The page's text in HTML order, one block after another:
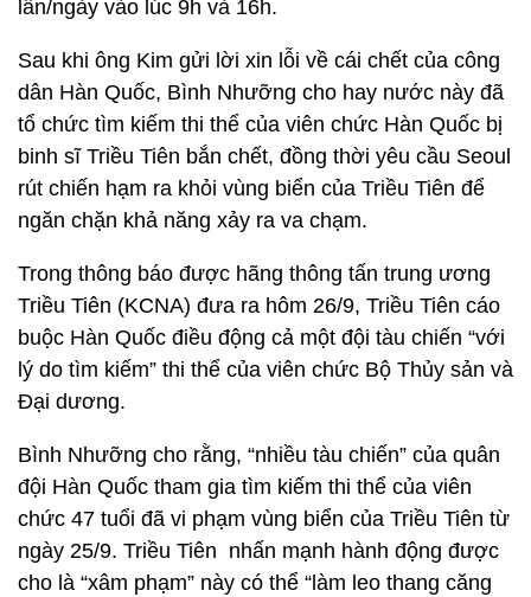
lần/ngày vào lúc 9h và 16h.
Sau khi ông Kim gửi lời xin lỗi về cái chết của công
dân Hàn Quốc, Bình Nhưỡng cho hay nước này đã
tổ chức tìm kiếm thi thể của viên chức Hàn Quốc bị
binh sĩ Triều Tiên bắn chết, đồng thời yêu cầu Seoul
rút chiến hạm ra khỏi vùng biển của Triều Tiên để
ngăn chặn khả năng xảy ra va chạm.
Trong thông báo được hãng thông tấn trung ương
Triều Tiên (KCNA) đưa ra hôm 26/9, Triều Tiên cáo
buộc Hàn Quốc điều động cả một đội tàu chiến “với
lý do tìm kiếm” thi thể của viên chức Bộ Thủy sản và
Đại dương.
Bình Nhưỡng cho rằng, “nhiều tàu chiến” của quân
đội Hàn Quốc tham gia tìm kiếm thi thể của viên
chức 47 tuổi đã vi phạm vùng biển của Triều Tiên từ
ngày 25/9. Triều Tiên nhấn mạnh hành động được
cho là “xâm phạm” này có thể “làm leo thang căng